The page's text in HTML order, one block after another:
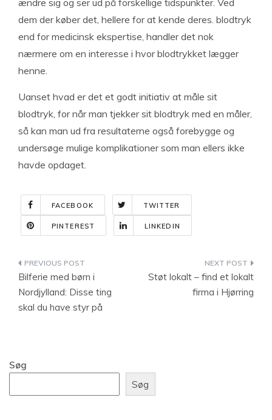
ændre sig og ser ud på forskellige tidspunkter. Ved
dem der køber det, hellere for at kende deres. blodtryk
end for medicinsk ekspertise, handler det nok
nærmere om en interesse i hvor blodtrykket lægger
henne.
Uanset hvad er det et godt initiativ at måle sit
blodtryk, for når man tjekker sit blodtryk med en måler,
så kan man ud fra resultaterne også forebygge og
undersøge mulige komplikationer som man ellers ikke
havde opdaget.
FACEBOOK TWITTER
PINTEREST LINKEDIN
Indlægsnavigation
Bilferie med børn i
Nordjylland: Disse ting
skal du have styr på
Støt lokalt – find et lokalt
firma i Hjørring
Søg
Søg